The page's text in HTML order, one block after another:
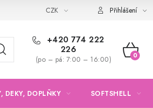
Obchodní podmínky
CZK Přihlášení
+420 774 222
226
(po – pá: 7:00 – 16:00)
DEKY, DOPLŇKY SOFTSHELL